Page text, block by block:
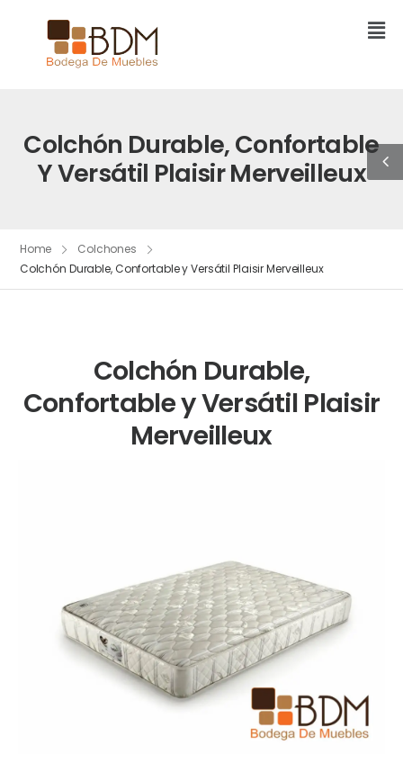
Colchón Durable, Confortable
Y Versátil Plaisir Merveilleux
Home
Colchones
Colchón Durable, Confortable y Versátil Plaisir Merveilleux
Colchón Durable,
Confortable y Versátil Plaisir
Merveilleux